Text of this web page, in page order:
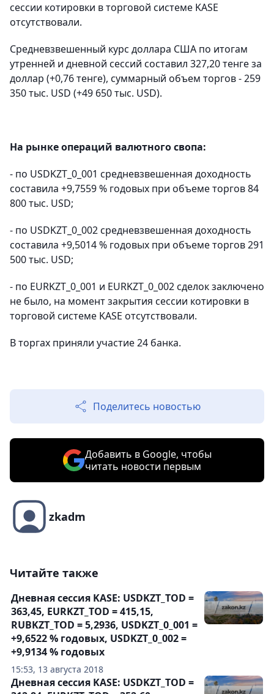
сессии котировки в торговой системе KASE
отсутствовали.
Средневзвешенный курс доллара США по итогам
утренней и дневной сессий составил 327,20 тенге за
доллар (+0,76 тенге), суммарный объем торгов - 259
350 тыс. USD (+49 650 тыс. USD).
На рынке операций валютного свопа:
- по USDKZT_0_001 средневзвешенная доходность
составила +9,7559 % годовых при объеме торгов 84
800 тыс. USD;
- по USDKZT_0_002 средневзвешенная доходность
составила +9,5014 % годовых при объеме торгов 291
500 тыс. USD;
- по EURKZT_0_001 и EURKZT_0_002 сделок заключено
не было, на момент закрытия сессии котировки в
торговой системе KASE отсутствовали.
В торгах приняли участие 24 банка.
Поделитесь новостью
Добавить в Google, чтобы
читать новости первым
zkadm
Читайте также
15:53, 13 августа 2018
Дневная сессия KASE: USDKZT_TOD =
363,45, EURKZT_TOD = 415,15,
RUBKZT_TOD = 5,2936, USDKZT_0_001 =
+9,6522 % годовых, USDKZT_0_002 =
+9,9134 % годовых
Дневная сессия KASE: USDKZT_TOD =